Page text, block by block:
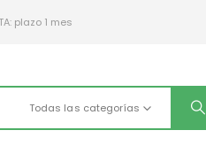
plazo 1 mes
Todas las categorías